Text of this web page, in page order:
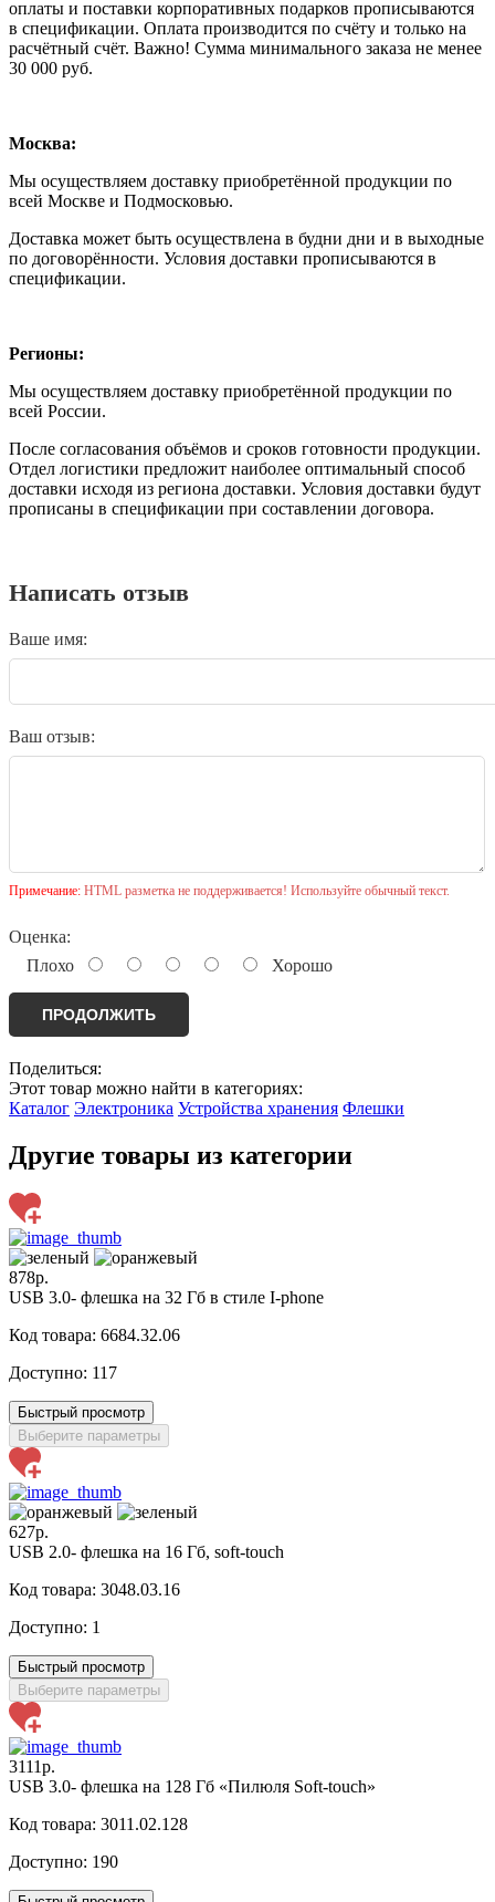
оплаты и поставки корпоративных подарков прописываются
в спецификации. Оплата производится по счёту и только на
расчётный счёт. Важно! Сумма минимального заказа не менее
30 000 руб.
Москва:
Мы осуществляем доставку приобретённой продукции по
всей Москве и Подмосковью.
Доставка может быть осуществлена в будни дни и в выходные
по договорённости. Условия доставки прописываются в
спецификации.
Регионы:
Мы осуществляем доставку приобретённой продукции по
всей России.
После согласования объёмов и сроков готовности продукции.
Отдел логистики предложит наиболее оптимальный способ
доставки исходя из региона доставки. Условия доставки будут
прописаны в спецификации при составлении договора.
Написать отзыв
Ваше имя:
Ваш отзыв:
Примечание: HTML разметка не поддерживается! Используйте обычный текст.
Оценка:
Плохо
Хорошо
ПРОДОЛЖИТЬ
Поделиться:
Этот товар можно найти в категориях:
Каталог Электроника Устройства хранения Флешки
Другие товары из категории
878р.
USB 3.0- флешка на 32 Гб в стиле I-phone
Код товара: 6684.32.06
Доступно: 117
Быстрый просмотр
Выберите параметры
627р.
USB 2.0- флешка на 16 Гб, soft-touch
Код товара: 3048.03.16
Доступно: 1
Быстрый просмотр
Выберите параметры
3111р.
USB 3.0- флешка на 128 Гб «Пилюля Soft-touch»
Код товара: 3011.02.128
Доступно: 190